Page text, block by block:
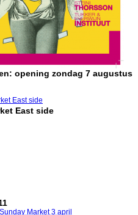
opening zondag 7 augustus
East side